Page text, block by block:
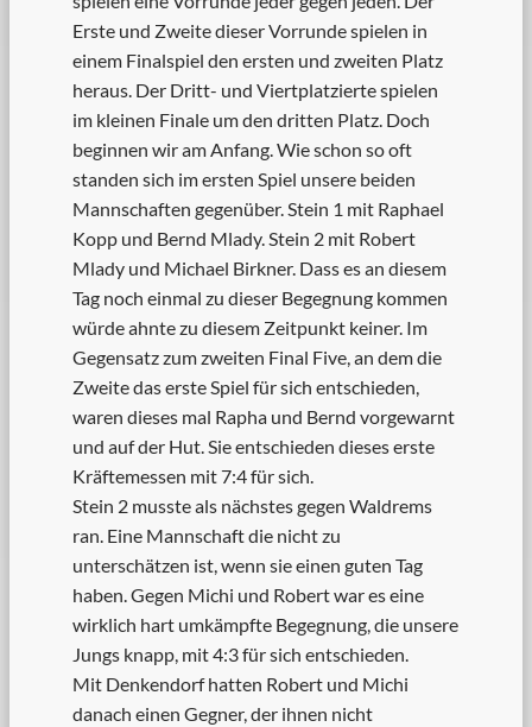
Erste und Zweite dieser Vorrunde spielen in
einem Finalspiel den ersten und zweiten Platz
heraus. Der Dritt- und Viertplatzierte spielen
im kleinen Finale um den dritten Platz. Doch
beginnen wir am Anfang. Wie schon so oft
standen sich im ersten Spiel unsere beiden
Mannschaften gegenüber. Stein 1 mit Raphael
Kopp und Bernd Mlady. Stein 2 mit Robert
Mlady und Michael Birkner. Dass es an diesem
Tag noch einmal zu dieser Begegnung kommen
würde ahnte zu diesem Zeitpunkt keiner. Im
Gegensatz zum zweiten Final Five, an dem die
Zweite das erste Spiel für sich entschieden,
waren dieses mal Rapha und Bernd vorgewarnt
und auf der Hut. Sie entschieden dieses erste
Kräftemessen mit 7:4 für sich.
Stein 2 musste als nächstes gegen Waldrems
ran. Eine Mannschaft die nicht zu
unterschätzen ist, wenn sie einen guten Tag
haben. Gegen Michi und Robert war es eine
wirklich hart umkämpfte Begegnung, die unsere
Jungs knapp, mit 4:3 für sich entschieden.
Mit Denkendorf hatten Robert und Michi
danach einen Gegner, der ihnen nicht